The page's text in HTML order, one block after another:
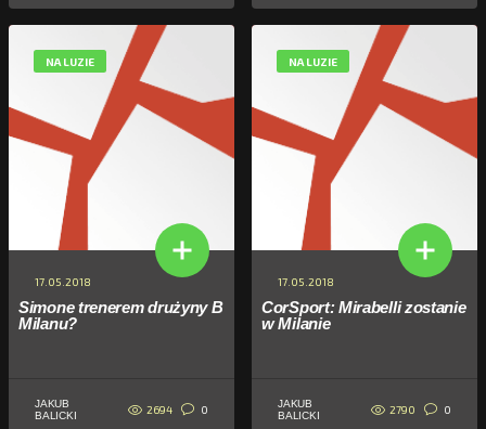
NA LUZIE
17.05.2018
Simone trenerem drużyny B
Milanu?
JAKUB
BALICKI
2694 0
NA LUZIE
17.05.2018
CorSport: Mirabelli zostanie
w Milanie
JAKUB
BALICKI
2790 0